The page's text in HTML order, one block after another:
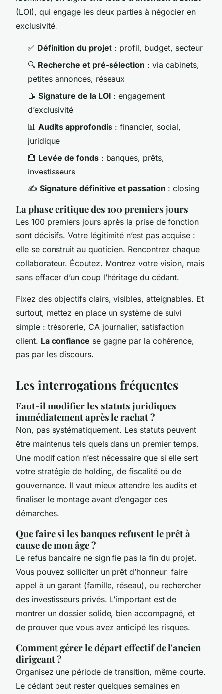
(LOI), qui engage les deux parties à négocier en
exclusivité.
✅ Définition du projet : profil, budget, secteur
🔍 Recherche et pré-sélection : via cabinets,
petites annonces, réseaux
📝 Signature de la LOI : engagement
d’exclusivité
📊 Audits approfondis : financier, social,
juridique
🏦 Levée de fonds : banques, prêts,
investisseurs
✍️ Signature définitive et passation : closing
La phase critique des 100 premiers jours
Les 100 premiers jours après la prise de fonction
sont décisifs. Votre légitimité n’est pas acquise :
elle se construit au quotidien. Rencontrez chaque
collaborateur. Écoutez. Montrez votre vision, mais
sans effacer d’un coup l’héritage du cédant.
Fixez des objectifs clairs, visibles, atteignables. Et
surtout, mettez en place un système de suivi
simple : trésorerie, CA journalier, satisfaction
client. La confiance se gagne par la cohérence,
pas par les discours.
Les interrogations fréquentes
Faut-il modifier les statuts juridiques
immédiatement après le rachat ?
Non, pas systématiquement. Les statuts peuvent
être maintenus tels quels dans un premier temps.
Une modification n’est nécessaire que si elle sert
votre stratégie de holding, de fiscalité ou de
gouvernance. Il vaut mieux attendre les audits et
finaliser le montage avant d’engager ces
démarches.
Que faire si les banques refusent le prêt à
cause de mon âge ?
Le refus bancaire ne signifie pas la fin du projet.
Vous pouvez solliciter un prêt d’honneur, faire
appel à un garant (famille, réseau), ou rechercher
des investisseurs privés. L’important est de
montrer un dossier solide, bien accompagné, et
de prouver que vous avez anticipé les risques.
Comment gérer le départ effectif de l'ancien
dirigeant ?
Organisez une période de transition, même courte.
Le cédant peut rester quelques semaines en